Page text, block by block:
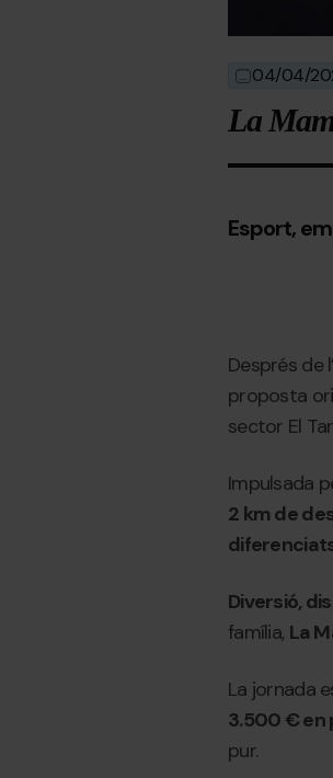
04/04/
La
Esport,
Després de
proposta
sector El
Impulsada
2 km de
Diversió,
família, La
La jornada
3.500 € en
pur.